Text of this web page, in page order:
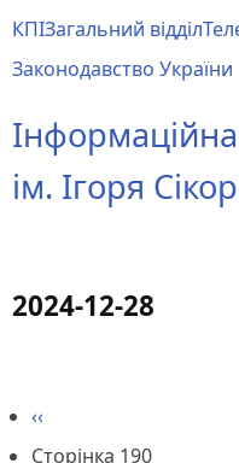
до
основного
КПІЗагальний відділ
Законодавство України
ім. Ігоря
2024-12-28
Попередня
сторінка
‹‹
Сторінка 190